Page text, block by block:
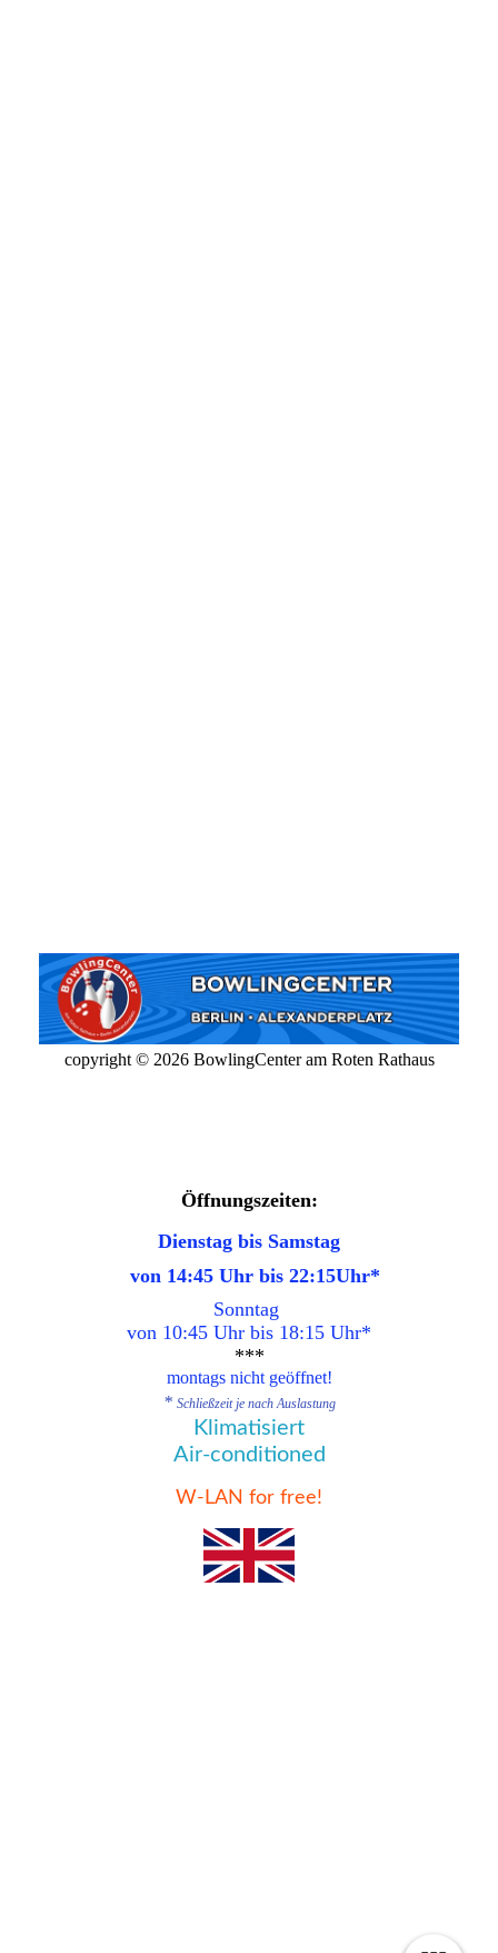
copyright © 2026 BowlingCenter am Roten Rathaus
Öffnungszeiten:
Dienstag bis Samstag
von 14:45 Uhr bis 22:15Uhr*
Sonntag
von 10:45 Uhr bis 18:15 Uhr*
***
montags nicht geöffnet!
* Schließzeit je nach Auslastung
Klimatisiert
Air-conditioned
W-LAN for free!